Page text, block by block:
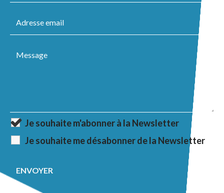
Je souhaite m'abonner à la Newsletter
Je souhaite me désabonner de la Newsletter